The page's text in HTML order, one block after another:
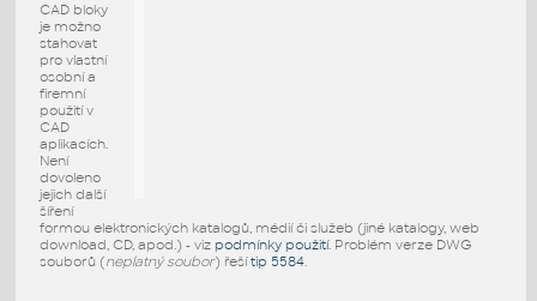
CAD bloky
je možno
stahovat
pro vlastní
osobní a
firemní
použití v
CAD
aplikacích.
Není
dovoleno
jejich další
šíření
formou elektronických katalogů, médií či služeb (jiné katalogy, web
download, CD, apod.) - viz podmínky použití. Problém verze DWG
souborů (neplatný soubor) řešítip 5584.